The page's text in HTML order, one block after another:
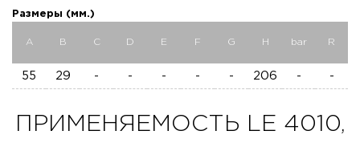
Размеры (мм.)
A B C D E F G H bar R
55 29 - - - - - 206 - -
ПРИМЕНЯЕМОСТЬ LE 4010,